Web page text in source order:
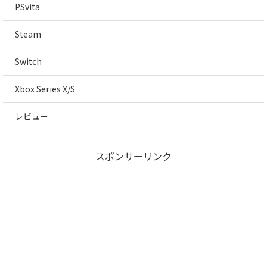
PSvita
Steam
Switch
Xbox Series X/S
レビュー
スポンサーリンク